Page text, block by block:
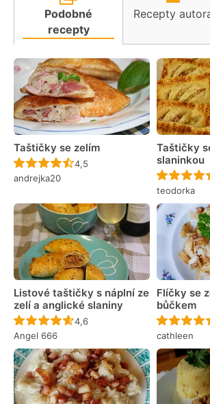
Podobné
recepty
Recepty
Taštičky se zelím
Recept ještě nebyl hodnocen
4,5
andrejka20
Taštičky
slaninkou
teodorka
Listové taštičky s náplní ze
zelí a anglické slaniny
Recept ještě nebyl hodnocen
4,6
Angel 666
Flíčky se
bůčkem
cathleen